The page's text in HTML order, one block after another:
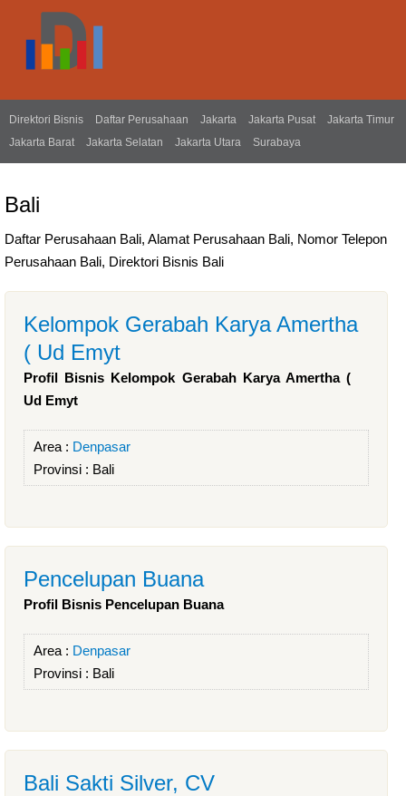
Direktori Bisnis Daftar Perusahaan Jakarta Jakarta Pusat
Jakarta Timur
Jakarta Barat
Jakarta Selatan Jakarta Utara Surabaya
Bali
Daftar Perusahaan Bali, Alamat Perusahaan Bali, Nomor Telepon
Perusahaan Bali, Direktori Bisnis Bali
Kelompok Gerabah Karya Amertha
( Ud Emyt
Profil Bisnis Kelompok Gerabah Karya Amertha (
Ud Emyt
Area : Denpasar
Provinsi : Bali
Pencelupan Buana
Profil Bisnis Pencelupan Buana
Area : Denpasar
Provinsi : Bali
Bali Sakti Silver, CV